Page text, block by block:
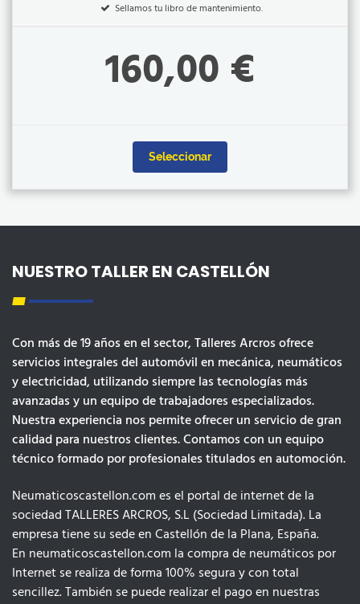
Sellamos tu libro de mantenimiento.
160,00 €
Seleccionar
NUESTRO TALLER EN CASTELLÓN
Con más de 19 años en el sector, Talleres Arcros ofrece
servicios integrales del automóvil en mecánica, neumáticos
y electricidad, utilizando siempre las tecnologías más
avanzadas y un equipo de trabajadores especializados.
Nuestra experiencia nos permite ofrecer un servicio de gran
calidad para nuestros clientes. Contamos con un equipo
técnico formado por profesionales titulados en automoción.
Neumaticoscastellon.com es el portal de internet de la
sociedad TALLERES ARCROS, S.L (Sociedad Limitada). La
empresa tiene su sede en Castellón de la Plana, España.
En neumaticoscastellon.com la compra de neumáticos por
Internet se realiza de forma 100% segura y con total
sencillez. También se puede realizar el pago en nuestras